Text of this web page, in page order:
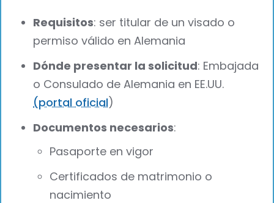
Requisitos: ser titular de un visado o
permiso válido en Alemania
Dónde presentar la solicitud: Embajada
o Consulado de Alemania en EE.UU.
(portal oficial)
Documentos necesarios:
Pasaporte en vigor
Certificados de matrimonio o
nacimiento